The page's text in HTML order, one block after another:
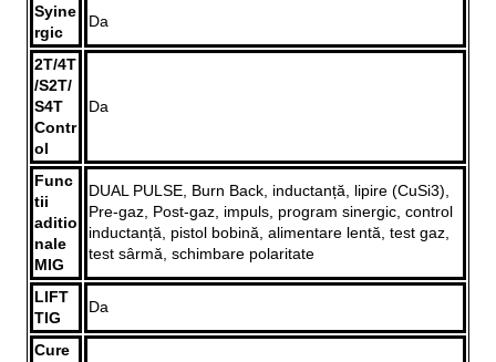
Syine
rgic
Da
2T/4T
/S2T/
S4T
Contr
ol
Da
Func
tii
aditio
nale
MIG
DUAL PULSE, Burn Back, inductanță, lipire (CuSi3),
Pre-gaz, Post-gaz, impuls, program sinergic, control
inductanță, pistol bobină, alimentare lentă, test gaz,
test sârmă, schimbare polaritate
LIFT
TIG
Da
Cure